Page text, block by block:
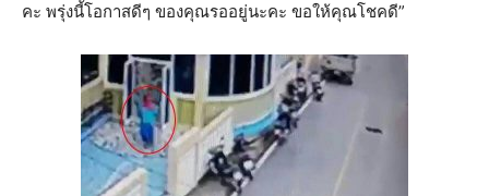
คะ พรุ่งนี้โอกาสดีๆ ของคุณรออยู่นะคะ ขอให้คุณโชคดี”